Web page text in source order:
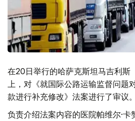
在20日举行的哈萨克斯坦马吉利斯
上，对《就国际公路运输监督问题
款进行补充修改》法案进行了审议。
负责介绍法案内容的医院帕维尔·